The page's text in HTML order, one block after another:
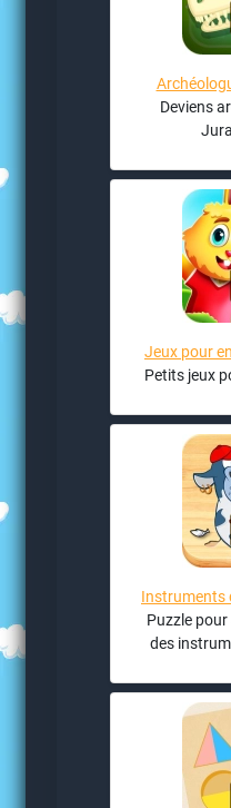
Deviens
Jeux pour
Petits jeux
Instruments
Puzzle
des